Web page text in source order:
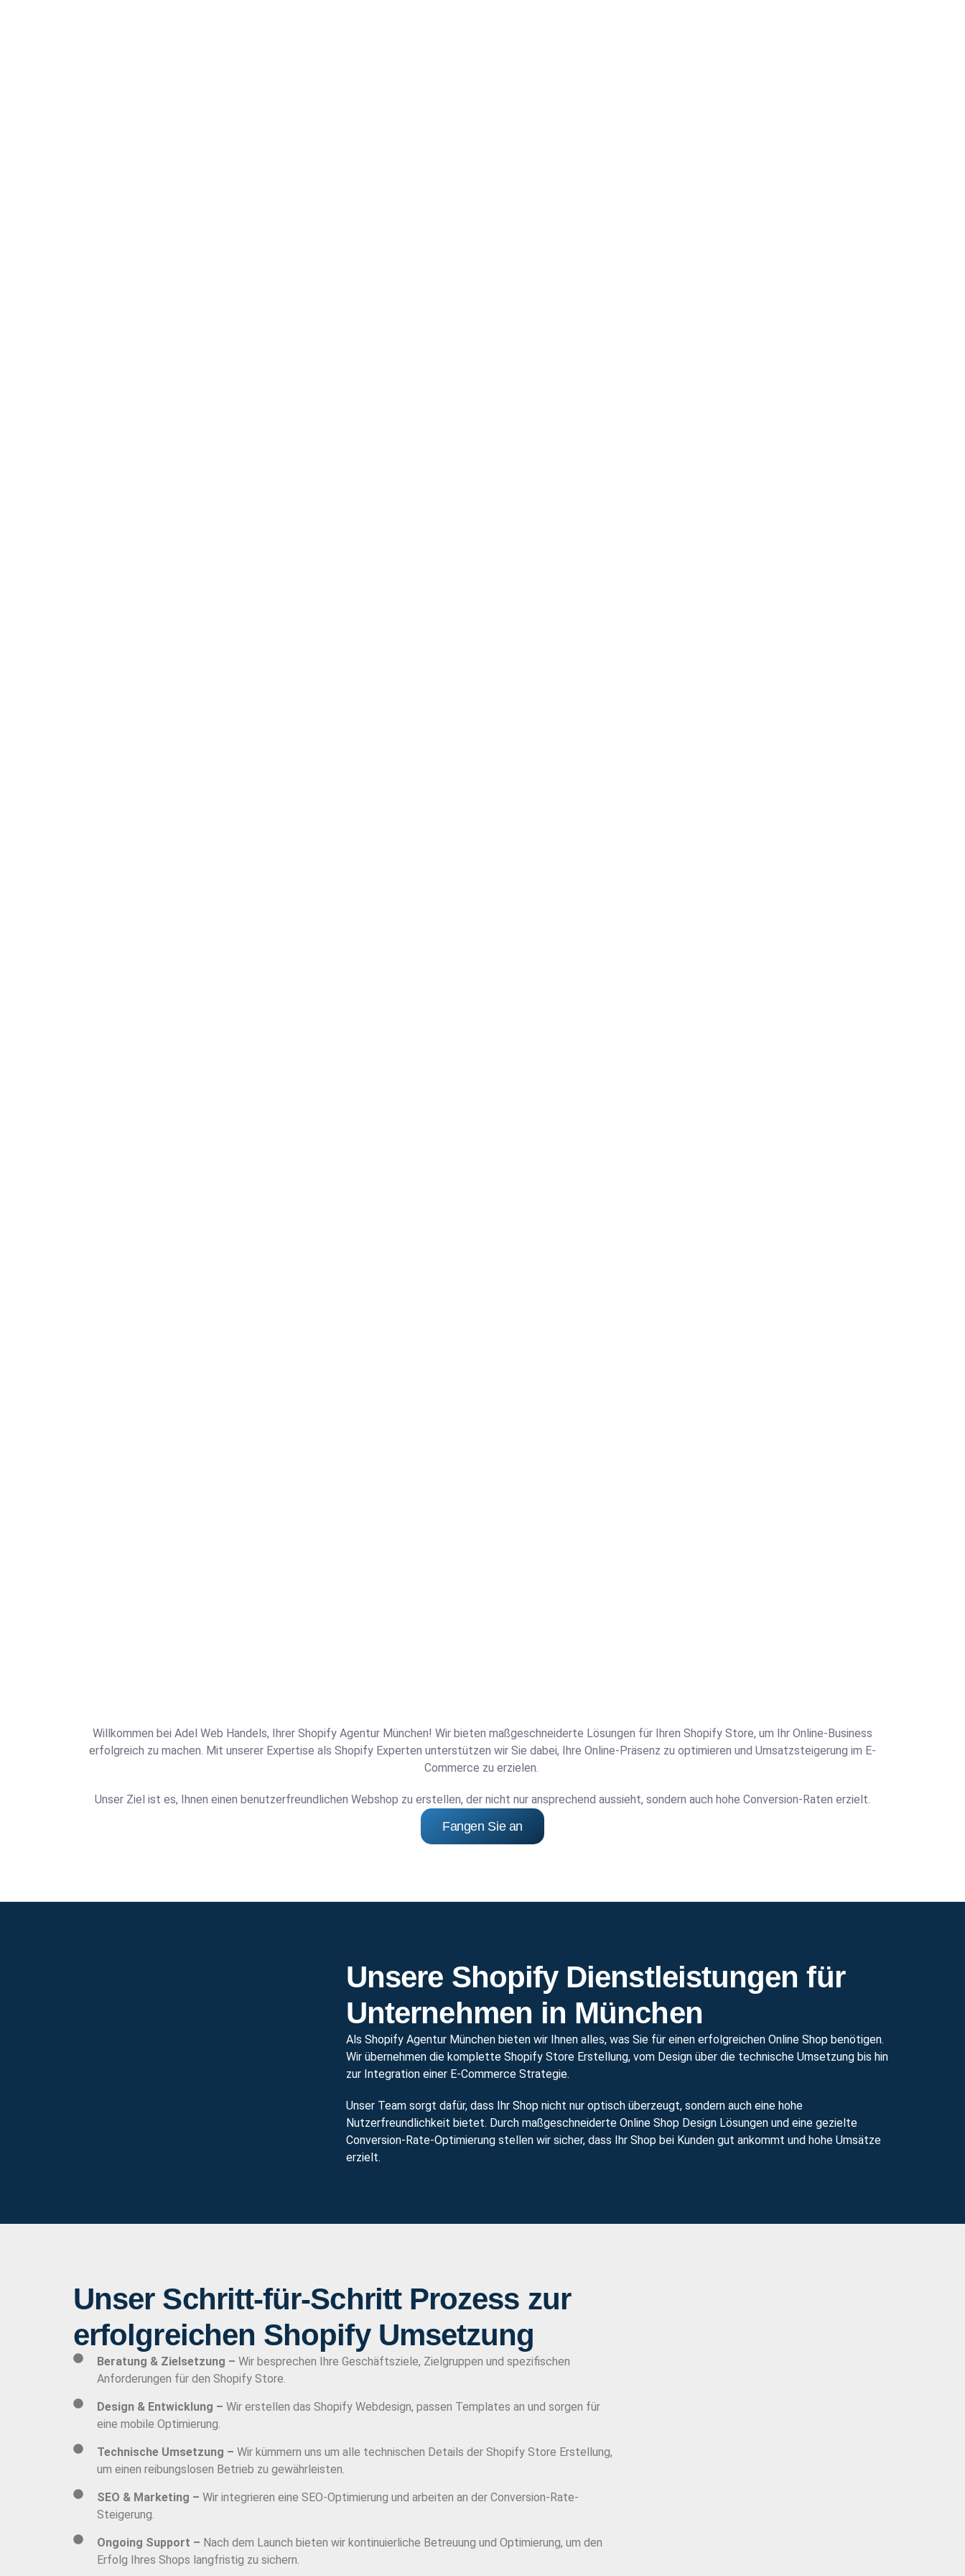
Willkommen bei Adel Web Handels, Ihrer Shopify Agentur München! Wir bieten maßgeschneiderte Lösungen für Ihren Shopify Store, um Ihr Online-Business
erfolgreich zu machen. Mit unserer Expertise als Shopify Experten unterstützen wir Sie dabei, Ihre Online-Präsenz zu optimieren und Umsatzsteigerung im E-
Commerce zu erzielen.
Unser Ziel ist es, Ihnen einen benutzerfreundlichen Webshop zu erstellen, der nicht nur ansprechend aussieht, sondern auch hohe Conversion-Raten erzielt.
Fangen Sie an
Unsere Shopify Dienstleistungen für
Unternehmen in München
Als Shopify Agentur München bieten wir Ihnen alles, was Sie für einen erfolgreichen Online Shop benötigen.
Wir übernehmen die komplette Shopify Store Erstellung, vom Design über die technische Umsetzung bis hin
zur Integration einer E-Commerce Strategie.
Unser Team sorgt dafür, dass Ihr Shop nicht nur optisch überzeugt, sondern auch eine hohe
Nutzerfreundlichkeit bietet. Durch maßgeschneiderte Online Shop Design Lösungen und eine gezielte
Conversion-Rate-Optimierung stellen wir sicher, dass Ihr Shop bei Kunden gut ankommt und hohe Umsätze
erzielt.
Unser Schritt-für-Schritt Prozess zur
erfolgreichen Shopify Umsetzung
Beratung & Zielsetzung – Wir besprechen Ihre Geschäftsziele, Zielgruppen und spezifischen
Anforderungen für den Shopify Store.
Design & Entwicklung – Wir erstellen das Shopify Webdesign, passen Templates an und sorgen für
eine mobile Optimierung.
Technische Umsetzung – Wir kümmern uns um alle technischen Details der Shopify Store Erstellung,
um einen reibungslosen Betrieb zu gewährleisten.
SEO & Marketing – Wir integrieren eine SEO-Optimierung und arbeiten an der Conversion-Rate-
Steigerung.
Ongoing Support – Nach dem Launch bieten wir kontinuierliche Betreuung und Optimierung, um den
Erfolg Ihres Shops langfristig zu sichern.